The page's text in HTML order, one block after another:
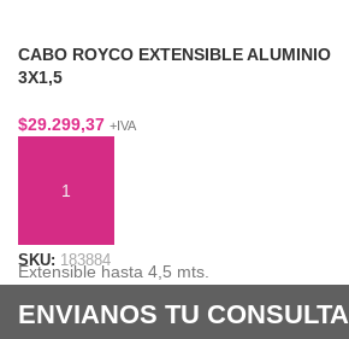
CABO ROYCO EXTENSIBLE ALUMINIO
3X1,5
$29.299,37 +IVA
SKU: 183884
Extensible hasta 4,5 mts.
ENVIANOS TU CONSULTA